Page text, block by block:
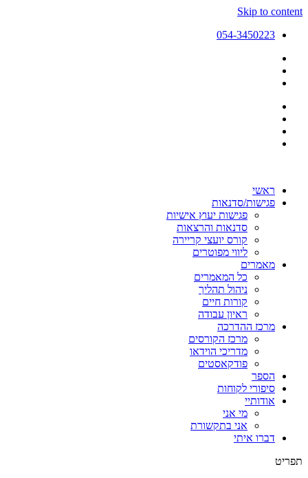
Skip to content
054-3450223
ראשי
פגישות/סדנאות
פגישות יעוץ אישיות
סדנאות והרצאות
קורס יועצי קריירה
ליווי מפוטרים
מאמרים
כל המאמרים
ניהול תהליך
קורות חיים
ראיון עבודה
מרכז ההדרכה
מרכז הקורסים
מדריכי הוידאו
פודקאסטים
הספר
סיפורי לקוחות
אודותיי
מי אני
אני בתקשורת
דברו איתי
תפריט